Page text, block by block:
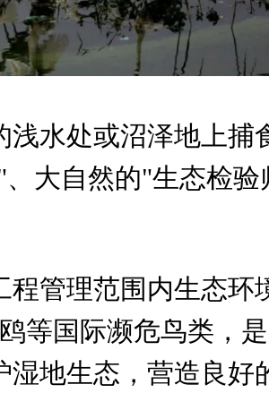
水处或沼泽地上捕
大自然的"生态检
管理范围内生态环
等国际濒危鸟类，
地生态，营造良好